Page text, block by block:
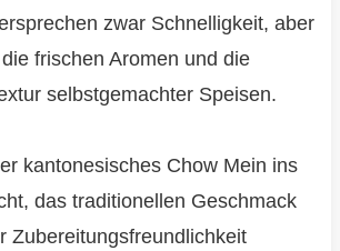
zwar Schnelligkeit, aber
frischen Aromen und die
selbstgemachter Speisen.
kantonesisches Chow Mein ins
das traditionellen Geschmack
Zubereitungsfreundlichkeit